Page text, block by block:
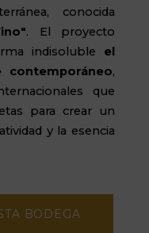
conocida
. El proyecto
indisoluble el
,
que
para crear un
y la esencia
BODEGA